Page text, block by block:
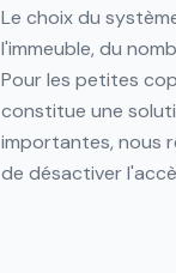
Le choix du
l'immeuble, du
Pour les petites
constitue une
importantes, nous
de désactiver